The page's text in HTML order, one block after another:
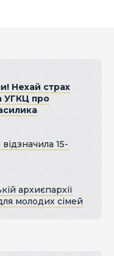
Нехай страх
УГКЦ про
15-
архиєпархії
молодих сімей